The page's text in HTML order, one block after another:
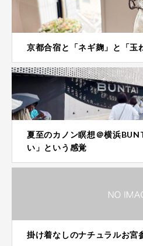
京都合宿と「ネギ麹」と「玉
夏至のカノン瞑想＠横浜
い」という感覚
掛け着なしのナチュラルお宮